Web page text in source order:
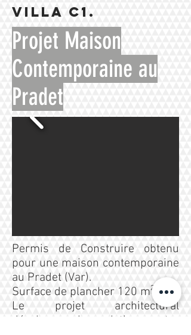
VILLA C1.
Projet Maison
Contemporaine au
Pradet
Permis de Construire obtenu
pour une maison contemporaine
au Pradet (Var).
Surface de plancher 120 m²
Le projet architectural
développe la relation entre